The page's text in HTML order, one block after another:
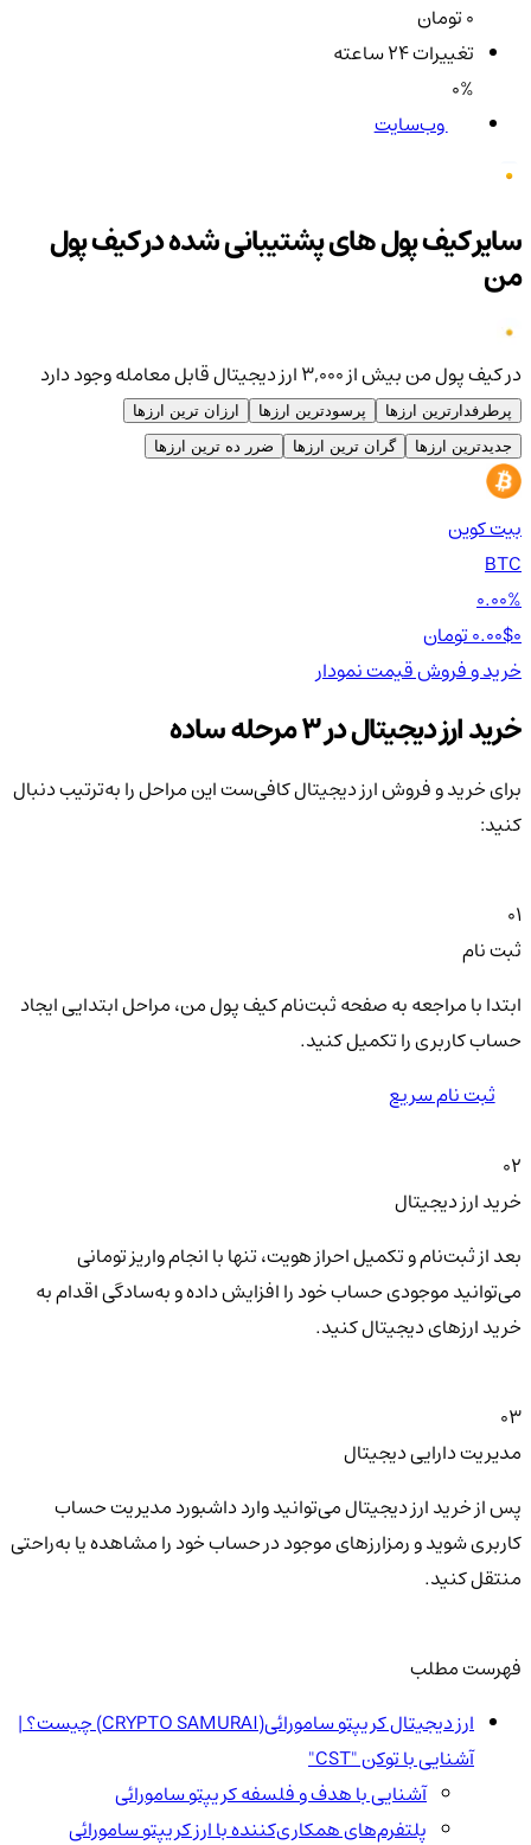
تغییرات ۲۴ ساعته
0%
وب‌سایت
سایر کیف پول های پشتیبانی شده در کیف پول
من
در کیف پول من بیش از ۳,۰۰۰ ارز دیجیتال قابل معامله وجود دارد
پرطرفدارترین ارزها پرسودترین ارزها
ارزان ترین ارزها
جدیدترین ارزها
گران ترین ارزها ضرر ده ترین ارزها
بیت کوین
BTC
0.00%
0.00$
خرید و فروشقیمتنمودار
خرید ارز دیجیتال در 3 مرحله ساده
برای خرید و فروش ارز دیجیتال کافی‌ست این مراحل را به‌ترتیب دنبال
کنید:
01
ثبت نام
ابتدا با مراجعه به صفحه ثبت‌نام کیف‌ پول من، مراحل ابتدایی ایجاد
حساب کاربری را تکمیل کنید.
ثبت نام سریع
02
خرید ارز دیجیتال
بعد از ثبت‌نام و تکمیل احراز هویت، تنها با انجام واریز تومانی
می‌توانید موجودی حساب خود را افزایش داده و به‌سادگی اقدام به
خرید ارزهای دیجیتال کنید.
03
مدیریت دارایی دیجیتال
پس از خرید ارز دیجیتال می‌توانید وارد داشبورد مدیریت حساب
کاربری شوید و رمزارزهای موجود در حساب خود را مشاهده یا به‌راحتی
منتقل کنید.
فهرست مطلب
ارز دیجیتال کریپتو سامورائی(CRYPTO SAMURAI) چیست؟ |
آشنایی با توکن "CST"
آشنایی با هدف و فلسفه کریپتو سامورائی
پلتفرم‌های همکاری‌کننده با ارز کریپتو سامورائی